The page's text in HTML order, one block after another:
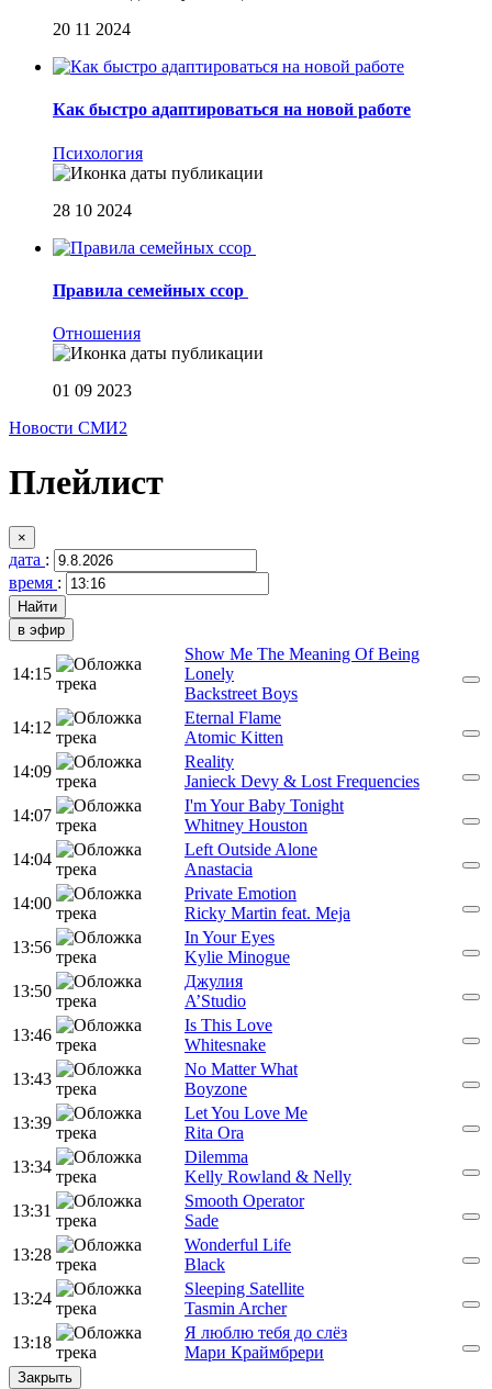
20 11 2024
Как быстро адаптироваться на новой работе
Психология
28 10 2024
Правила семейных ссор
Отношения
01 09 2023
Новости СМИ2
Плейлист
×
дата :
время :
в эфир
14:15
Show Me The Meaning Of Being
Lonely
Backstreet Boys
14:12
Eternal Flame
Atomic Kitten
14:09
Reality
Janieck Devy & Lost Frequencies
14:07
I'm Your Baby Tonight
Whitney Houston
14:04
Left Outside Alone
Anastacia
14:00
Private Emotion
Ricky Martin feat. Meja
13:56
In Your Eyes
Kylie Minogue
13:50
Джулия
A’Studio
13:46
Is This Love
Whitesnake
13:43
No Matter What
Boyzone
13:39
Let You Love Me
Rita Ora
13:34
Dilemma
Kelly Rowland & Nelly
13:31
Smooth Operator
Sade
13:28
Wonderful Life
Black
13:24
Sleeping Satellite
Tasmin Archer
13:18
Я люблю тебя до слёз
Мари Краймбрери
Закрыть